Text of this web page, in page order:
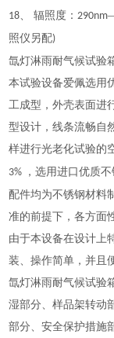
18、 辐照度：290nm
照仪另配)
氙灯淋雨耐气候试验
本试验设备爱佩选用
工成型，外壳表面进
型设计，线条流畅自
样进行光老化试验的
3% ，选用进口优质
配件均为不锈钢材料
准的前提下，各方面
由于本设备在设计上
装、操作简单，并且
氙灯淋雨耐气候试验
湿部分、样品架转动
部分、安全保护措施